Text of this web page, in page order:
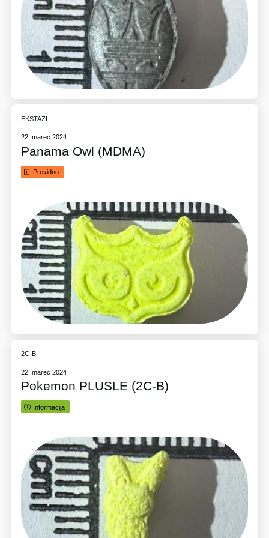
EKSTAZI
22. marec 2024
Panama Owl (MDMA)
Previdno
2C-B
22. marec 2024
Pokemon PLUSLE (2C-B)
Informacija